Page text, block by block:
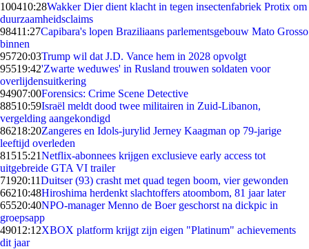
100410:28Wakker Dier dient klacht in tegen insectenfabriek Protix om
duurzaamheidsclaims
98411:27Capibara's lopen Braziliaans parlementsgebouw Mato Grosso
binnen
95720:03Trump wil dat J.D. Vance hem in 2028 opvolgt
95519:42'Zwarte weduwes' in Rusland trouwen soldaten voor
overlijdensuitkering
94907:00Forensics: Crime Scene Detective
88510:59Israël meldt dood twee militairen in Zuid-Libanon,
vergelding aangekondigd
86218:20Zangeres en Idols-jurylid Jerney Kaagman op 79-jarige
leeftijd overleden
81515:21Netflix-abonnees krijgen exclusieve early access tot
uitgebreide GTA VI trailer
71920:11Duitser (93) crasht met quad tegen boom, vier gewonden
66210:48Hiroshima herdenkt slachtoffers atoombom, 81 jaar later
65520:40NPO-manager Menno de Boer geschorst na dickpic in
groepsapp
49012:12XBOX platform krijgt zijn eigen "Platinum" achievements
dit jaar